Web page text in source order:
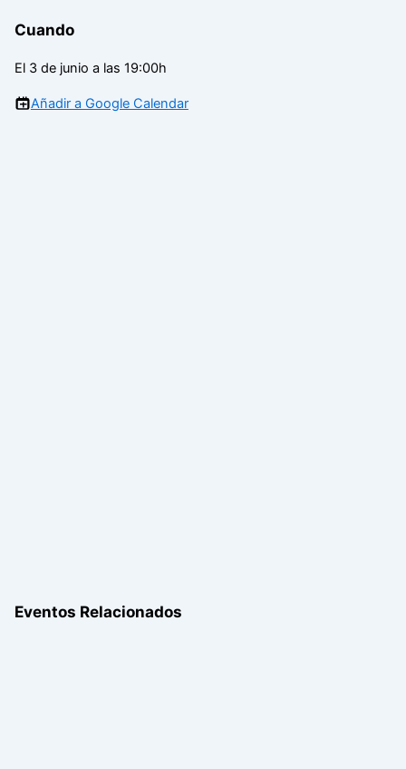
Cuando
El 3 de junio a las 19:00h
Añadir a Google Calendar
Eventos Relacionados